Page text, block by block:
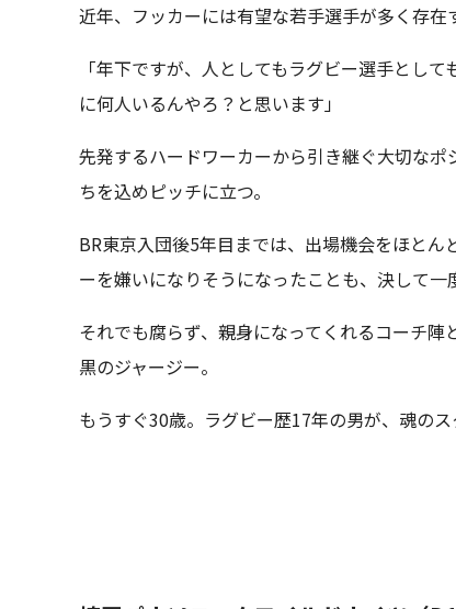
近年、フッカーには有望な若手選手が多く存在
「年下ですが、人としてもラグビー選手とし
に何人いるんやろ？と思います」
先発するハードワーカーから引き継ぐ大切な
ちを込めピッチに立つ。
BR東京入団後5年目までは、出場機会をほと
ーを嫌いになりそうになったことも、決して一
それでも腐らず、親身になってくれるコーチ
黒のジャージー。
もうすぐ30歳。ラグビー歴17年の男が、魂のス